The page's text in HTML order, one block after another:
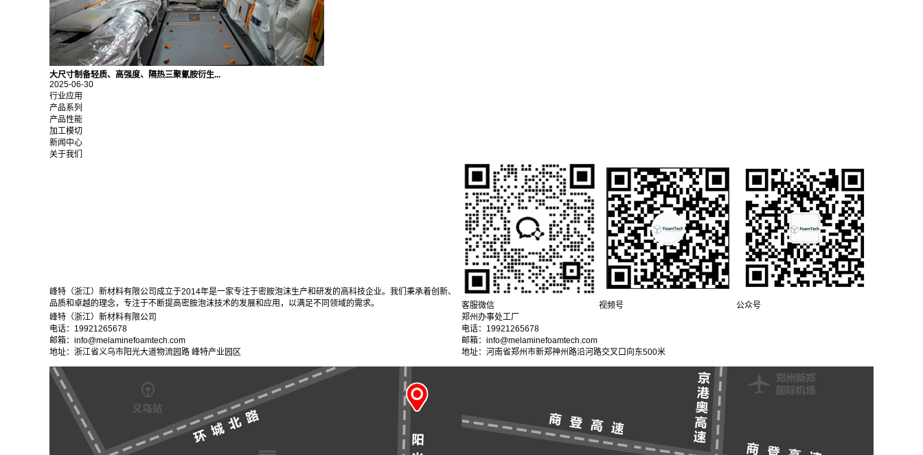
大尺寸制备轻质、高强度、隔热三聚氰胺衍生...
2025-06-30
行业应用
产品系列
产品性能
加工模切
新闻中心
关于我们
峰特（浙江）新材料有限公司成立于2014年是一家专注于密胺泡沫生产和研发的高科技企业。我们秉承着创新、
品质和卓越的理念，专注于不断提高密胺泡沫技术的发展和应用，以满足不同领域的需求。
客服微信 视频号
公众号
峰特（浙江）新材料有限公司
电话：19921265678
邮箱：info@melaminefoamtech.com
地址：浙江省义乌市阳光大道物流园路 峰特产业园区
郑州办事处工厂
电话：19921265678
邮箱：info@melaminefoamtech.com
地址：河南省郑州市新郑神州路沿河路交叉口向东500米